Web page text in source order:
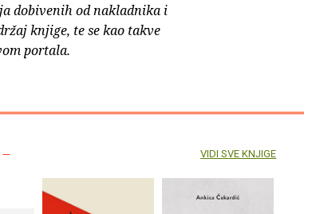
dobivenih od nakladnika i
knjige, te se kao takve
portala.
– VIDI SVE KNJIGE